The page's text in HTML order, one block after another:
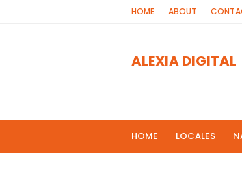
HOME ABOUT
ALEXIA DIGITAL
HOME LOCALES